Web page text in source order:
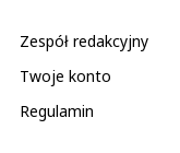
Zespół redakcyjny
Twoje konto
Regulamin